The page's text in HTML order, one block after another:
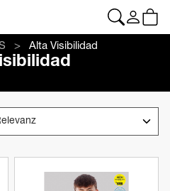
Alta Visibilidad